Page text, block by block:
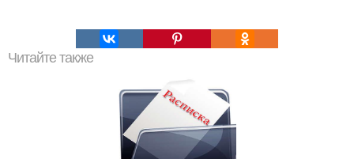
Читайте также